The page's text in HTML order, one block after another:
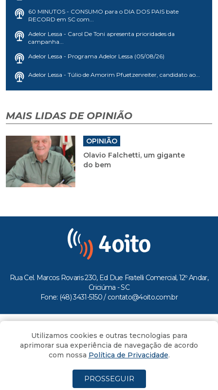
60 MINUTOS - CONSUMO para o DIA DOS PAIS bate
RECORD em SC com...
Adelor Lessa - Carol De Toni apresenta prioridades da
campanha...
Adelor Lessa - Programa Adelor Lessa (05/08/26)
Adelor Lessa - Túlio de Amorim Pfuetzenreiter, candidato ao...
MAIS LIDAS DE OPINIÃO
OPINIÃO
Olavio Falchetti, um gigante
do bem
Rua Cel. Marcos Rovaris 230, Ed Due Fratelli Comercial, 12º Andar,
Criciúma - SC
Fone: (48) 3431-5150 / contato@4oito.com.br
Todos os direitos reservados ao Portal 4oito
Utilizamos cookies e outras tecnologias para
aprimorar sua experiência de navegação de acordo
com nossa Política de Privacidade.
PROSSEGUIR